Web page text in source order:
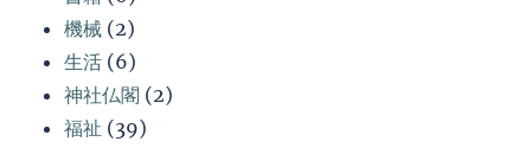
機械 (2)
生活 (6)
神社仏閣 (2)
福祉 (39)